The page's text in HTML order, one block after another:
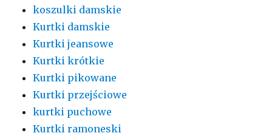
koszulki damskie
Kurtki damskie
Kurtki jeansowe
Kurtki krótkie
Kurtki pikowane
Kurtki przejściowe
kurtki puchowe
Kurtki ramoneski